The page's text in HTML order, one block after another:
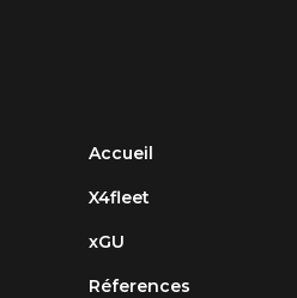
Accueil
X4fleet
xGU
Réferences